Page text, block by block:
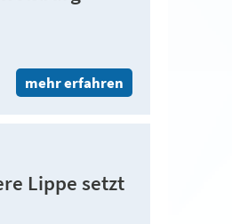
mehr erfahren
Lippe setzt